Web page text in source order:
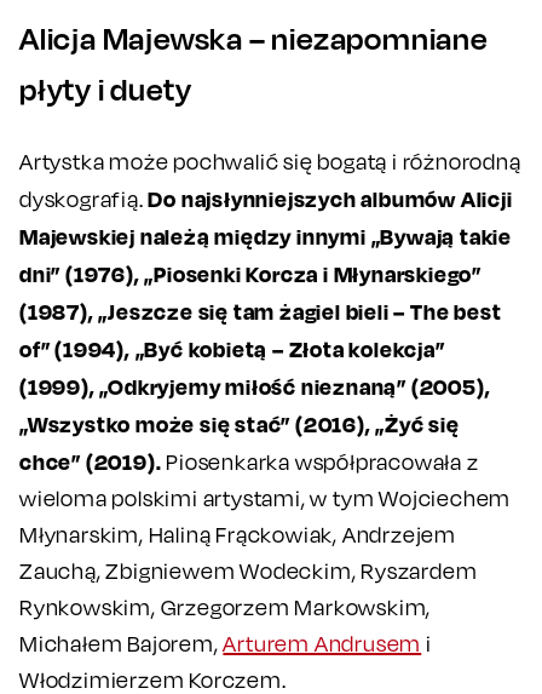
Alicja Majewska – niezapomniane
płyty i duety
Artystka może pochwalić się bogatą i różnorodną
dyskografią.Do najsłynniejszych albumów Alicji
Majewskiej należą między innymi „Bywają takie
dni” (1976), „Piosenki Korcza i Młynarskiego”
(1987), „Jeszcze się tam żagiel bieli – The best
of” (1994), „Być kobietą – Złota kolekcja”
(1999), „Odkryjemy miłość nieznaną” (2005),
„Wszystko może się stać” (2016), „Żyć się
chce” (2019). Piosenkarka współpracowała z
wieloma polskimi artystami, w tym Wojciechem
Młynarskim, Haliną Frąckowiak, Andrzejem
Zauchą, Zbigniewem Wodeckim, Ryszardem
Rynkowskim, Grzegorzem Markowskim,
Michałem Bajorem,Arturem Andrusem i
Włodzimierzem Korczem.